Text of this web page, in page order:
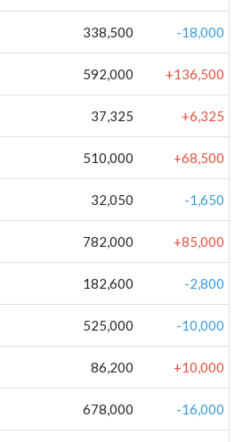
338,500 -18,000
592,000 +136,500
37,325 +6,325
510,000 +68,500
32,050 -1,650
782,000 +85,000
182,600 -2,800
525,000 -10,000
86,200 +10,000
678,000 -16,000